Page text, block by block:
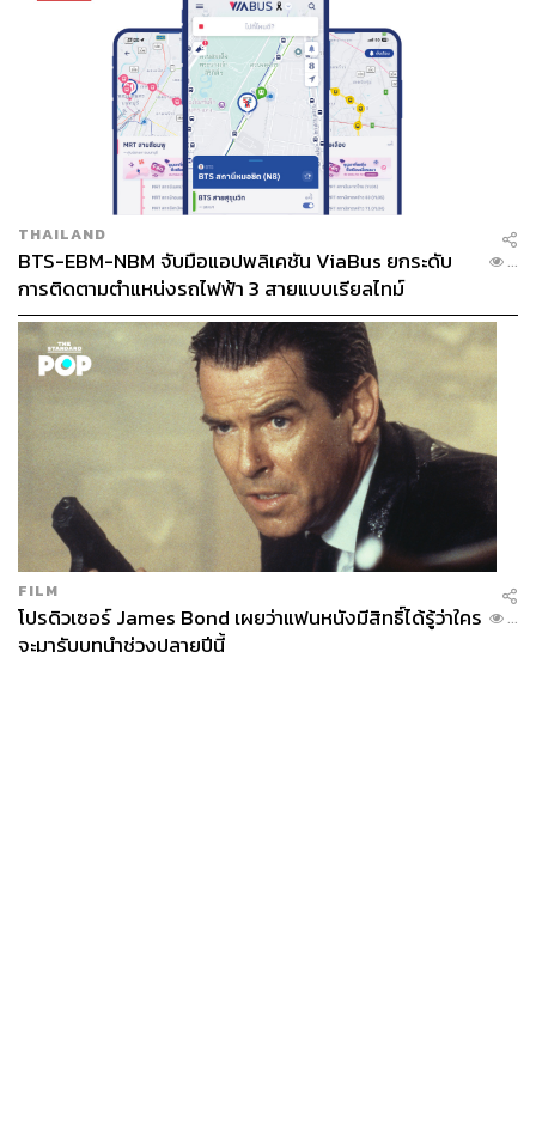
THAILAND
BTS-EBM-NBM จับมือแอปพลิเคชัน ViaBus ยกระดับ
การติดตามตำแหน่งรถไฟฟ้า 3 สายแบบเรียลไทม์
...
FILM
โปรดิวเซอร์ James Bond เผยว่าแฟนหนังมีสิทธิ์ได้รู้ว่าใคร
จะมารับบทนำช่วงปลายปีนี้
...